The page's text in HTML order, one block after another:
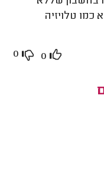
כמו טלויזיה
0
0